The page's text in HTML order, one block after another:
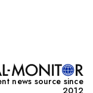
news source since